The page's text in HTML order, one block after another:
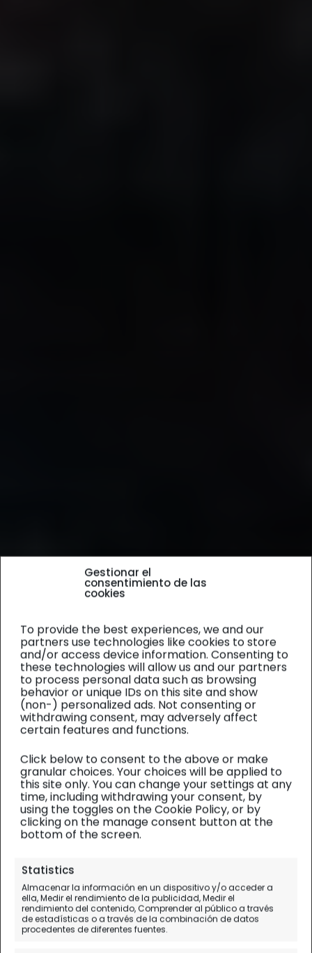
Gestionar el
consentimiento de las
cookies
To provide the best experiences, we and our
partners use technologies like cookies to store
and/or access device information. Consenting to
these technologies will allow us and our partners
to process personal data such as browsing
behavior or unique IDs on this site and show
(non-) personalized ads. Not consenting or
withdrawing consent, may adversely affect
certain features and functions.
Click below to consent to the above or make
granular choices. Your choices will be applied to
this site only. You can change your settings at any
time, including withdrawing your consent, by
using the toggles on the Cookie Policy, or by
clicking on the manage consent button at the
bottom of the screen.
Statistics
Almacenar la información en un dispositivo y/o acceder a
ella, Medir el rendimiento de la publicidad, Medir el
rendimiento del contenido, Comprender al público a través
de estadísticas o a través de la combinación de datos
procedentes de diferentes fuentes.
Stonehenge, Bath y Bristol
viaje
Qué visitar en Bristol